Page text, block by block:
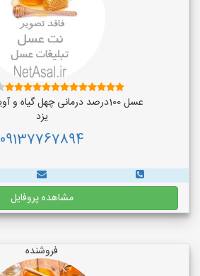
عسل 100درصد درمانی چهل گیاه و آویشن به ضمانت
یزد
09137767894
مشاهده پروفایل
فروشنده